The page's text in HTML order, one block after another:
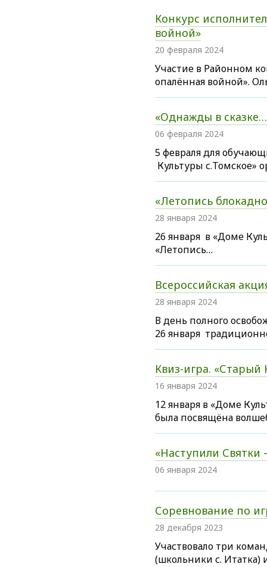
Конкурс
войной»
20 февраля 2024
Участие в Районном
опалённая войной».
«Однажды в
06 февраля 2024
5 февраля для
Культуры с.Томское»
«Летопись
28 января 2024
26 января в «Доме
«Летопись…
Всероссийская
28 января 2024
В день полного
26 января
Квиз-игра. «Старый
16 января 2024
12 января в «Доме
была посвящёна
«Наступили Святки
06 января 2024
Соревнование по
28 декабря 2023
Участвовало три
(школьники с.